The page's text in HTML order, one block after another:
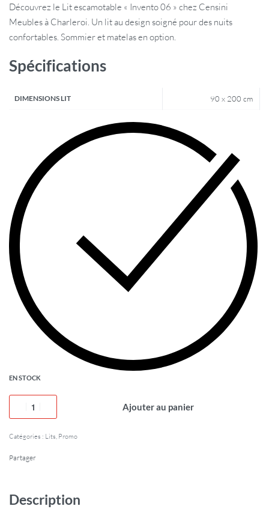
Découvrez le Lit escamotable « Invento 06 » chez Censini
Meubles à Charleroi. Un lit au design soigné pour des nuits
confortables. Sommier et matelas en option.
Spécifications
DIMENSIONS LIT 90 x 200 cm
EN STOCK
Ajouter au panier
Catégories : Lits, Promo
Partager
Description